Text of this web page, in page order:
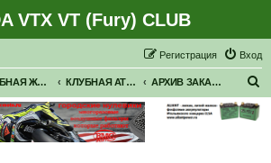
VTX VT (Fury) CLUB
Вход
Регистрация
КЛУБНАЯ ЖИЗНЬ. РЕАЛЬНЫЕ ВСТРЕЧИ. ПОКАТУШКИ. КЛУБНАЯ АТРИБУТИКА АРХИВ ЗАКАЗОВ